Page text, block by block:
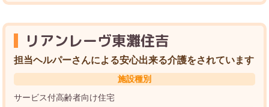
リアンレーヴ東灘住吉
担当ヘルパーさんによる安心出来る介護をされています
施設種別
サービス付高齢者向け住宅